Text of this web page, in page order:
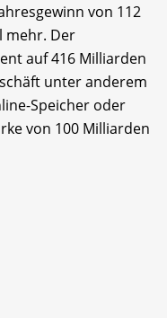
von 112
mehr. Der
auf 416 Milliarden
unter anderem
Speicher oder
von 100 Milliarden